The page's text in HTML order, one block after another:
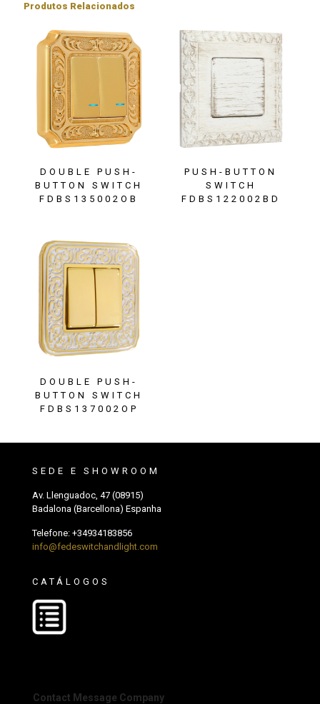
Produtos Relacionados
DOUBLE PUSH-
BUTTON SWITCH
FDBS135002OB
PUSH-BUTTON
SWITCH
FDBS122002BD
DOUBLE PUSH-
BUTTON SWITCH
FDBS137002OP
SEDE E SHOWROOM
Av. Llenguadoc, 47 (08915)
Badalona (Barcellona) Espanha
Telefone: +34934183856
info@fedeswitchandlight.com
CATÁLOGOS
Contact Message Company